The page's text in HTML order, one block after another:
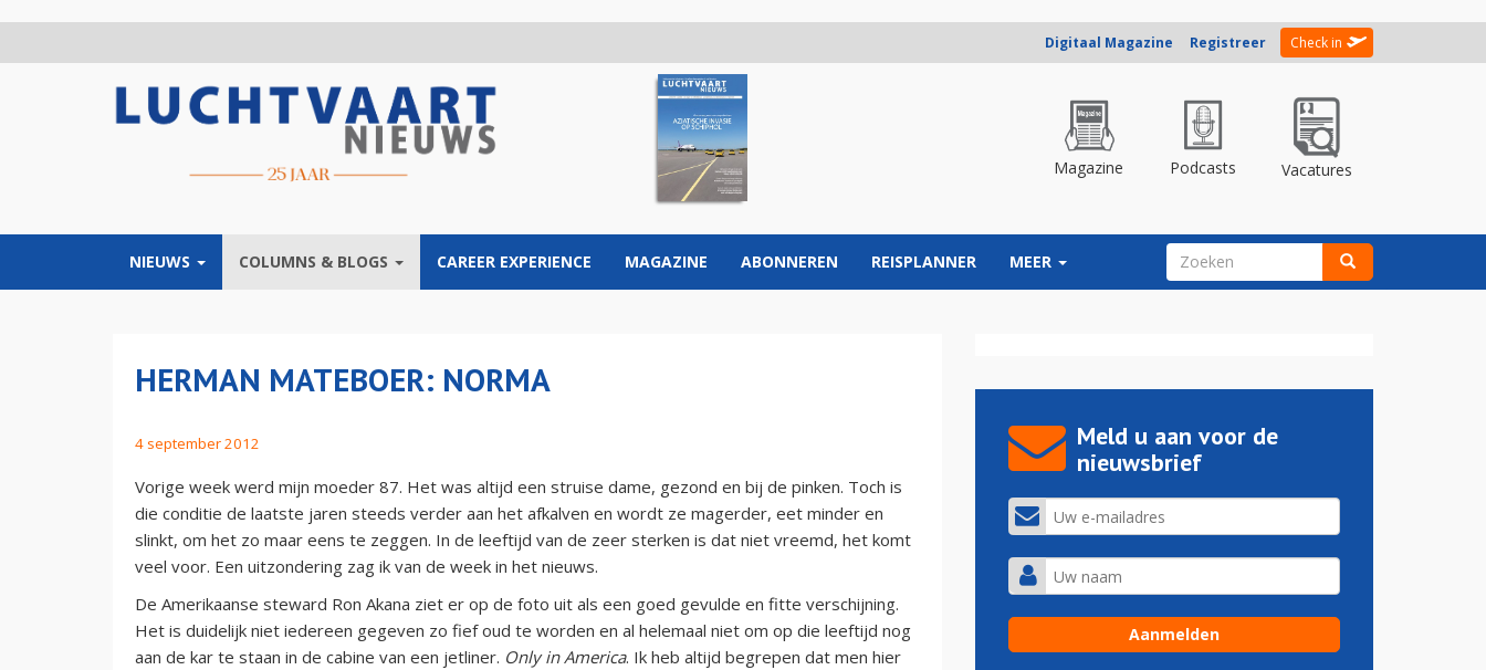
Digitaal Magazine Registreer Check in
Magazine Podcasts Vacatures
NIEUWS COLUMNS & BLOGS CAREER EXPERIENCE MAGAZINE ABONNEREN REISPLANNER MEER ZOEKVELD
HERMAN MATEBOER: NORMA
4 september 2012
Vorige week werd mijn moeder 87. Het was altijd een struise dame, gezond en bij de pinken. Toch is
die conditie de laatste jaren steeds verder aan het afkalven en wordt ze magerder, eet minder en
slinkt, om het zo maar eens te zeggen. In de leeftijd van de zeer sterken is dat niet vreemd, het komt
veel voor. Een uitzondering zag ik van de week in het nieuws.
De Amerikaanse steward Ron Akana ziet er op de foto uit als een goed gevulde en fitte verschijning.
Het is duidelijk niet iedereen gegeven zo fief oud te worden en al helemaal niet om op die leeftijd nog
aan de kar te staan in de cabine van een jetliner. Only in America. Ik heb altijd begrepen dat men hier
Meld u aan voor de
nieuwsbrief